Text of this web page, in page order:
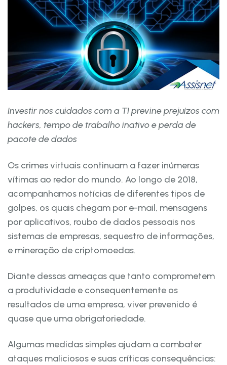
Investir nos cuidados com a TI previne prejuízos com
hackers, tempo de trabalho inativo e perda de
pacote de dados
Os crimes virtuais continuam a fazer inúmeras
vítimas ao redor do mundo. Ao longo de 2018,
acompanhamos notícias de diferentes tipos de
golpes, os quais chegam por e-mail, mensagens
por aplicativos, roubo de dados pessoais nos
sistemas de empresas, sequestro de informações,
e mineração de criptomoedas.
Diante dessas ameaças que tanto comprometem
a produtividade e consequentemente os
resultados de uma empresa, viver prevenido é
quase que uma obrigatoriedade.
Algumas medidas simples ajudam a combater
ataques maliciosos e suas críticas consequências: